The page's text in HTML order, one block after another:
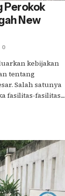
Perokok
New
0
kebijakan
tentang
Salah satunya
fasilitas-fasilitas....